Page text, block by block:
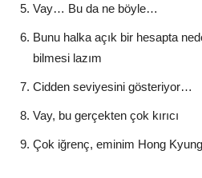
Vay… Bu da ne böyle…
Bunu halka açık bir hesapta
bilmesi lazım
Cidden seviyesini gösteriyor…
Vay, bu gerçekten çok kırıcı
Çok iğrenç, eminim Hong